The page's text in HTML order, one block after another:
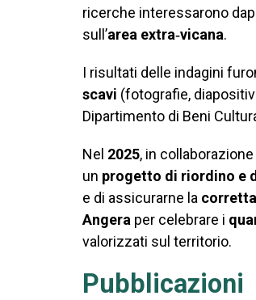
ricerche interessarono
sull’area extra‑vicana.
I risultati delle indagini
scavi (fotografie,
Dipartimento di Beni
Nel 2025, in
un progetto di riordino e
e di assicurarne la
Angera per celebrare i
valorizzati sul territorio.
Pubblicazioni